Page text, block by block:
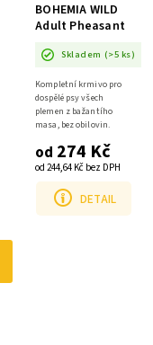
BOHEMIA WILD
Adult Pheasant
Skladem (>5 ks)
od 244,64 Kč bez DPH
od 274 Kč
DETAIL
Kompletní krmivo pro
dospělé psy všech
plemen z bažantího
masa, bez obilovin.